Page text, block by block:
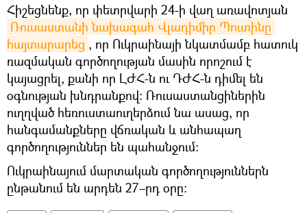
Հիշեցնենք, որ փետրվարի 24-ի վաղ առավոտյան
Ռուսաստանի նախագահ Վլադիմիր Պուտինը
հայտարարեց , որ Ուկրաինայի նկատմամբ հատուկ
ռազմական գործողության մասին որոշում է
կայացրել, քանի որ ԼԺՀ-ն ու ԴԺՀ-ն դիմել են
օգնության խնդրանքով։ Ռուսաստանցիներին
ուղղված հեռուստաուղերձում նա ասաց, որ
հանգամանքները վճռական և անհապաղ
գործողություններ են պահանջում։
Ուկրաինայում մարտական գործողություններն
ընթանում են արդեն 27–րդ օրը։